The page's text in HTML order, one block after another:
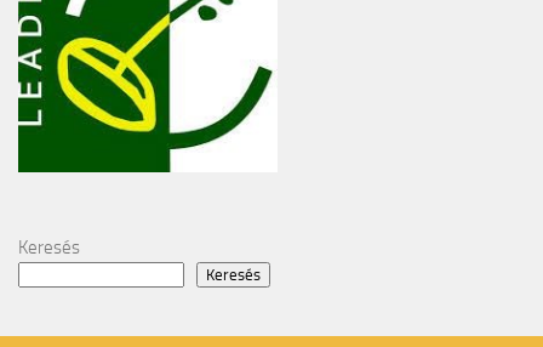
Keresés
Keresés